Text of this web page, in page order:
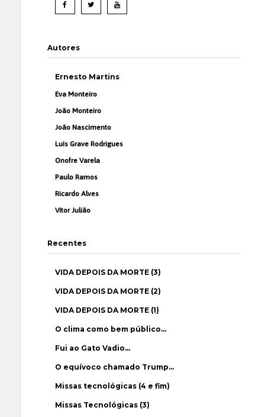
Autores
Ernesto Martins
Eva Monteiro
João Monteiro
João Nascimento
Luís Grave Rodrigues
Onofre Varela
Paulo Ramos
Ricardo Alves
Vítor Julião
Recentes
VIDA DEPOIS DA MORTE (3)
VIDA DEPOIS DA MORTE (2)
VIDA DEPOIS DA MORTE (1)
O clima como bem público…
Fui ao Gato Vadio…
O equívoco chamado Trump…
Missas tecnológicas (4 e fim)
Missas Tecnológicas (3)